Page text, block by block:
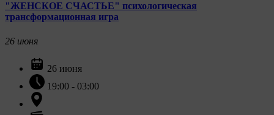
"ЖЕНСКОЕ СЧАСТЬЕ" психологическая
трансформационная игра
26 июня
26 июня
19:00 - 03:00